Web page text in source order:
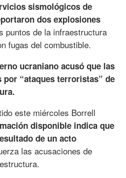
sismológicos de
dos explosiones
puntos de la infraestructura
fugas del combustible.
ucraniano acusó que las
por “ataques terroristas” de
este miércoles Borrell
disponible indica que
de un acto
las acusaciones de